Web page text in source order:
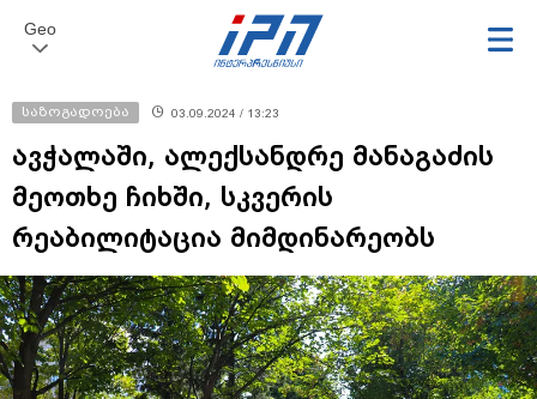
Geo
საზოგადოება 03.09.2024 / 13:23
ავჭალაში, ალექსანდრე მანაგაძის
მეოთხე ჩიხში, სკვერის
რეაბილიტაცია მიმდინარეობს